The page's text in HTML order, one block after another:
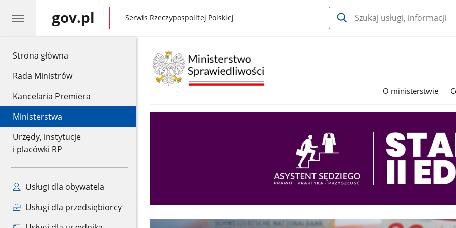
Strona główna
Rada Ministrów
Kancelaria Premiera
Ministerstwa
Urzędy, instytucje
i placówki RP
Usługi dla obywatela
Usługi dla przedsiębiorcy
gov.pl gov.pl
Serwis Rzeczypospolitej Polskiej
O ministerstwie